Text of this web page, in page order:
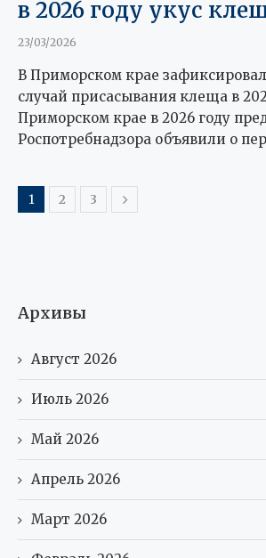
в 2026 году укус
23/03/2026
В Приморском крае
случай присасывания клеща в
Приморском крае в 2026 году
Роспотребнадзора объявили о
1 2 3
Архивы
Август 2026
Июль 2026
Май 2026
Апрель 2026
Март 2026